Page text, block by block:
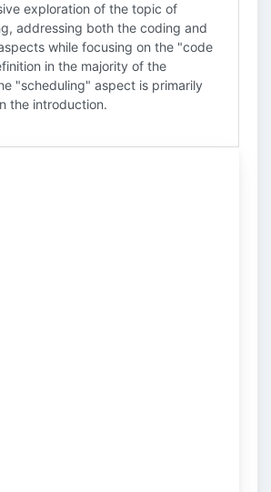
exploration of the topic of
addressing both the coding and
while focusing on the "code
in the majority of the
"scheduling" aspect is primarily
the introduction.